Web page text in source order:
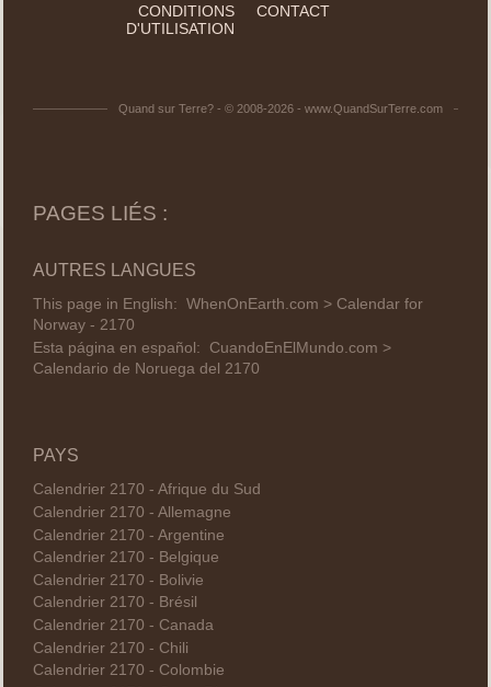
CONDITIONS
D'UTILISATION
CONTACT
Quand sur Terre? - © 2008-2026 - www.QuandSurTerre.com
PAGES LIÉS :
AUTRES LANGUES
This page in English: WhenOnEarth.com > Calendar for
Norway - 2170
Esta página en español: CuandoEnElMundo.com >
Calendario de Noruega del 2170
PAYS
Calendrier 2170 - Afrique du Sud
Calendrier 2170 - Allemagne
Calendrier 2170 - Argentine
Calendrier 2170 - Belgique
Calendrier 2170 - Bolivie
Calendrier 2170 - Brésil
Calendrier 2170 - Canada
Calendrier 2170 - Chili
Calendrier 2170 - Colombie